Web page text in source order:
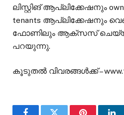
ലിസ്റ്റിങ് ആപ്ലിക്കേഷനും
tenants ആപ്ലിക്കേഷനും
ഫോണിലും ആക്സസ്
പറയുന്നു.
കൂടുതൽ വിവരങ്ങൾക്ക് –